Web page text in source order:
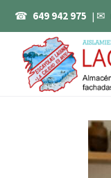
☎ 649 942 975 | ✉